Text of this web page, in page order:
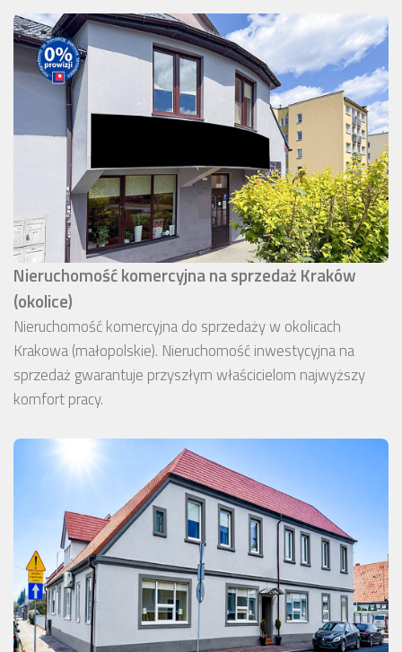
Nieruchomość komercyjna na sprzedaż Kraków
(okolice)
Nieruchomość komercyjna do sprzedaży w okolicach
Krakowa (małopolskie). Nieruchomość inwestycyjna na
sprzedaż gwarantuje przyszłym właścicielom najwyższy
komfort pracy.